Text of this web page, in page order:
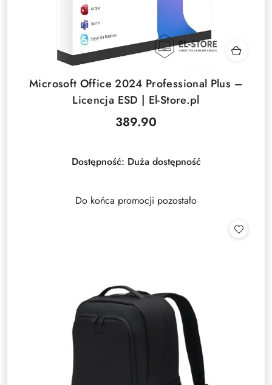
Microsoft Office 2024 Professional Plus –
Licencja ESD | El-Store.pl
Cena:
389.90
Dostępność: Duża dostępność
Do końca promocji pozostało